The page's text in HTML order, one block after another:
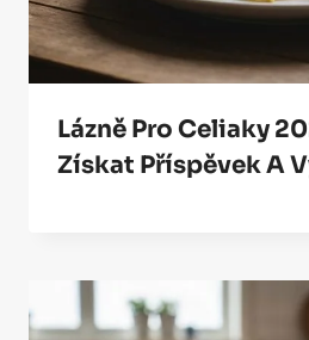
Lázně Pro Celiaky
Získat Příspěvek A